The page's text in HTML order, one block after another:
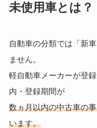
未使用車とは？
自動車の分類では「新
ません。
軽自動車メーカーが登
内・登録期間が
数ヵ月以内の中古車の
います。